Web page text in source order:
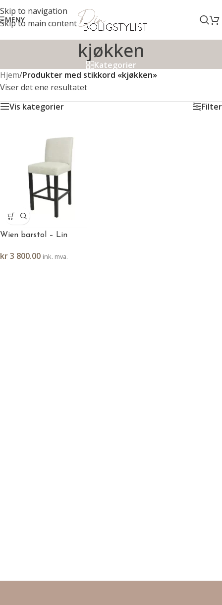
Skip to navigation
Skip to main content
MENY
kjøkken
Kategorier
Hjem/Produkter med stikkord «kjøkken»
Viser det ene resultatet
Vis kategorier
Filter
Wien barstol – Lin
kr3 800.00 ink. mva.